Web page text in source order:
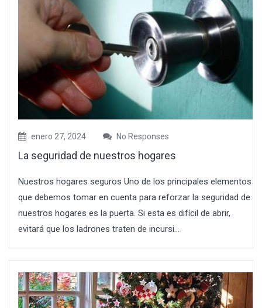
enero 27, 2024 No Responses
La seguridad de nuestros hogares
Nuestros hogares seguros Uno de los principales elementos
que debemos tomar en cuenta para reforzar la seguridad de
nuestros hogares es la puerta. Si esta es difícil de abrir,
evitará que los ladrones traten de incursi...